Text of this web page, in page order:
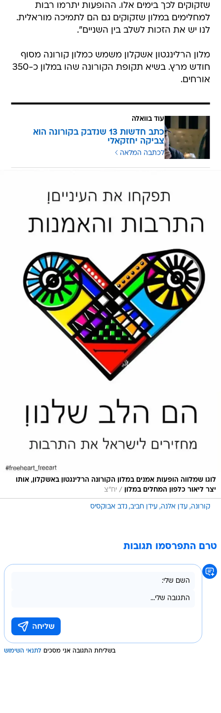
שזקוקים לכך בימים אלו. ההופעות יתרמו רבות
למחלימים במלון שזקוקים גם הם לתמיכה מוראלית.
לנו יש את הזכות לשלב בין השניים".
מלון הרלינגטון אשקלון משמש כמלון קורונה מסוף
חודש מרץ. בשיא תקופת הקורונה שהו במלון כ-350
אורחים.
עוד בוואלה
כתב חדשות 13 שנדבק בקורונה הוא
צביקה יחזקאלי
לכתבה המלאה
לוגו שמלווה הופעות אמנים במלון הקורונה הרלינגטון באשקלון, אותו
יצר ליאור כלפון המחלים במלון
/ יח"צ
קורונה עדן אלנה עידן חביב נדב אבוקסיס
טרם התפרסמו תגובות
בשליחת התגובה אני מסכים לתנאי השימוש